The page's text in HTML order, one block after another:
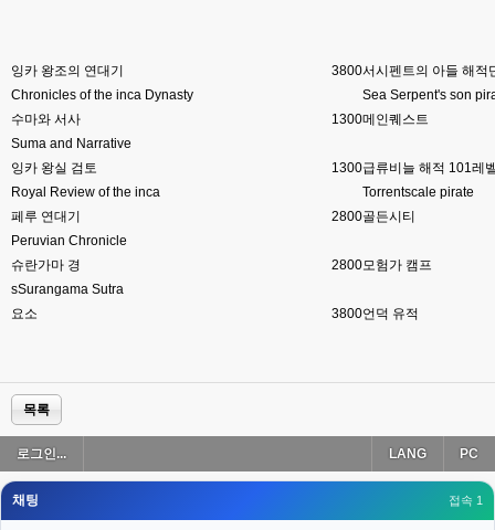
잉카 왕조의 연대기 3800서시펜트의 아들 해적
Chronicles of the inca Dynasty
Sea Serpent's son
수마와 서사
1300메인퀘스트
Suma and Narrative
잉카 왕실 검토
1300급류비늘 해적 101레
Royal Review of the inca
Torrentscale pirate
페루 연대기
2800골든시티
Peruvian Chronicle
슈란가마 경
2800모험가 캠프
sSurangama Sutra
요소
3800언덕 유적
목록
로그인... PC
LANG
채팅 접속 1
esils 00:18
나가도 3이네 하핫 ...
고게임77
esils 00:19
이게 db 접속자수로 잡는형태로 해서 그런가 ;;
고게임77
esils
esils 00:19
다 펼쳐두면 너무길어서 ..
esils 00:19
모바일로 보는데도 좀 불편하더라구요
고게임77 00:19
아 ㅋㅋ 내일도 심심하면 들리겠습니다. 벌써 12시가 넘었었네요